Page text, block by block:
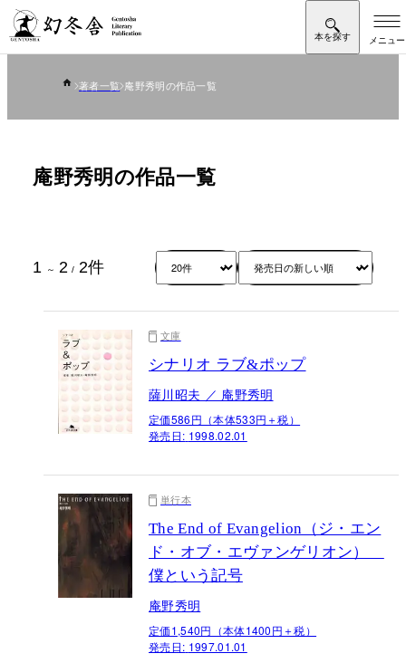
著者一覧 庵野秀明の作品一覧
庵野秀明の作品一覧
1 ～ 2 / 2件
文庫
シナリオ ラブ&ポップ
薩川昭夫 ／ 庵野秀明
定価586円（本体533円＋税）
発売日: 1998.02.01
単行本
The End of Evangelion（ジ・エン
ド・オブ・エヴァンゲリオン）
僕という記号
庵野秀明
定価1,540円（本体1400円＋税）
発売日: 1997.01.01